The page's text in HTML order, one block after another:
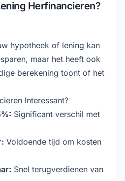
Herfinancieren?
hypotheek of lening kan
maar het heeft ook
berekening toont of het
Interessant?
Significant verschil met
Voldoende tijd om kosten
Snel terugverdienen van